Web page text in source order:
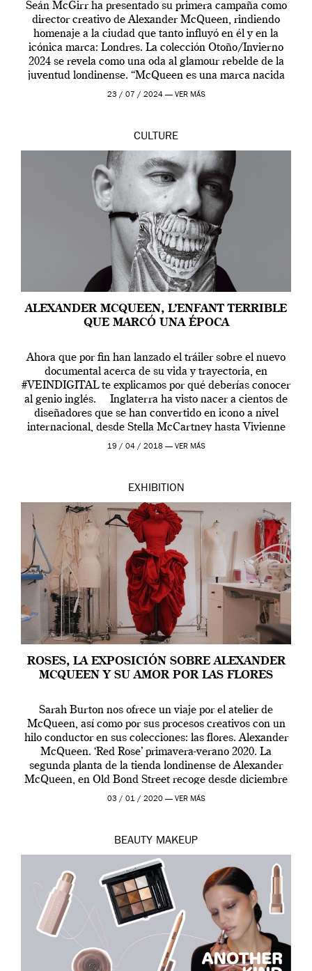
Seán McGirr ha presentado su primera campaña como
director creativo de Alexander McQueen, rindiendo
homenaje a la ciudad que tanto influyó en él y en la
icónica marca: Londres. La colección Otoño/Invierno
2024 se revela como una oda al glamour rebelde de la
juventud londinense. “McQueen es una marca nacida
en Londres y siempre ha […]
23 / 07 / 2024 — VER MÁS
CULTURE
ALEXANDER MCQUEEN, L’ENFANT TERRIBLE
QUE MARCÓ UNA ÉPOCA
Ahora que por fin han lanzado el tráiler sobre el nuevo
documental acerca de su vida y trayectoria, en
#VEINDIGITAL te explicamos por qué deberías conocer
al genio inglés. Inglaterra ha visto nacer a cientos de
diseñadores que se han convertido en icono a nivel
internacional, desde Stella McCartney hasta Vivienne
Westwood pasando […]
19 / 04 / 2018 — VER MÁS
EXHIBITION
ROSES, LA EXPOSICIÓN SOBRE ALEXANDER
MCQUEEN Y SU AMOR POR LAS FLORES
Sarah Burton nos ofrece un viaje por el atelier de
McQueen, así como por sus procesos creativos con un
hilo conductor en sus colecciones: las flores. Alexander
McQueen. ‘Red Rose’ primavera-verano 2020. La
segunda planta de la tienda londinense de Alexander
McQueen, en Old Bond Street recoge desde diciembre
de 2019 hasta final de abril […]
03 / 01 / 2020 — VER MÁS
BEAUTY MAKEUP